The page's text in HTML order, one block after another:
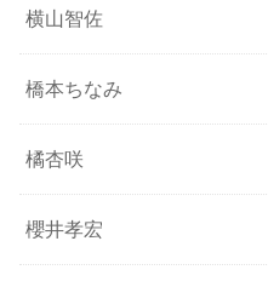
横山智佐
橋本ちなみ
橘杏咲
櫻井孝宏